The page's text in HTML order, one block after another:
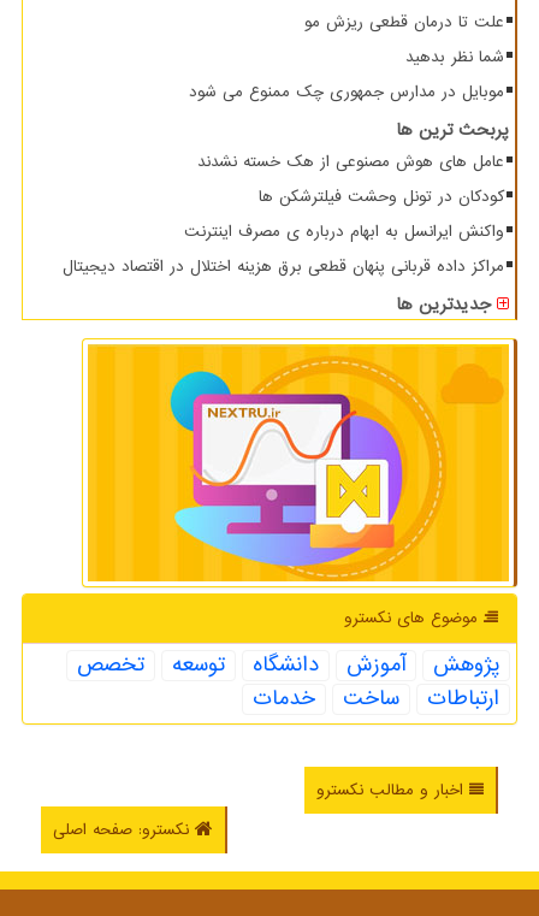
علت تا درمان قطعی ریزش مو
شما نظر بدهید
موبایل در مدارس جمهوری چک ممنوع می شود
پربحث ترین ها
عامل های هوش مصنوعی از هک خسته نشدند
کودکان در تونل وحشت فیلترشکن ها
واکنش ایرانسل به ابهام درباره ی مصرف اینترنت
مراکز داده قربانی پنهان قطعی برق هزینه اختلال در اقتصاد دیجیتال
جدیدترین ها
موضوع های نكسترو
پژوهش آموزش دانشگاه توسعه
تخصص
ارتباطات
ساخت خدمات
اخبار و مطالب نکسترو
نکسترو: صفحه اصلی